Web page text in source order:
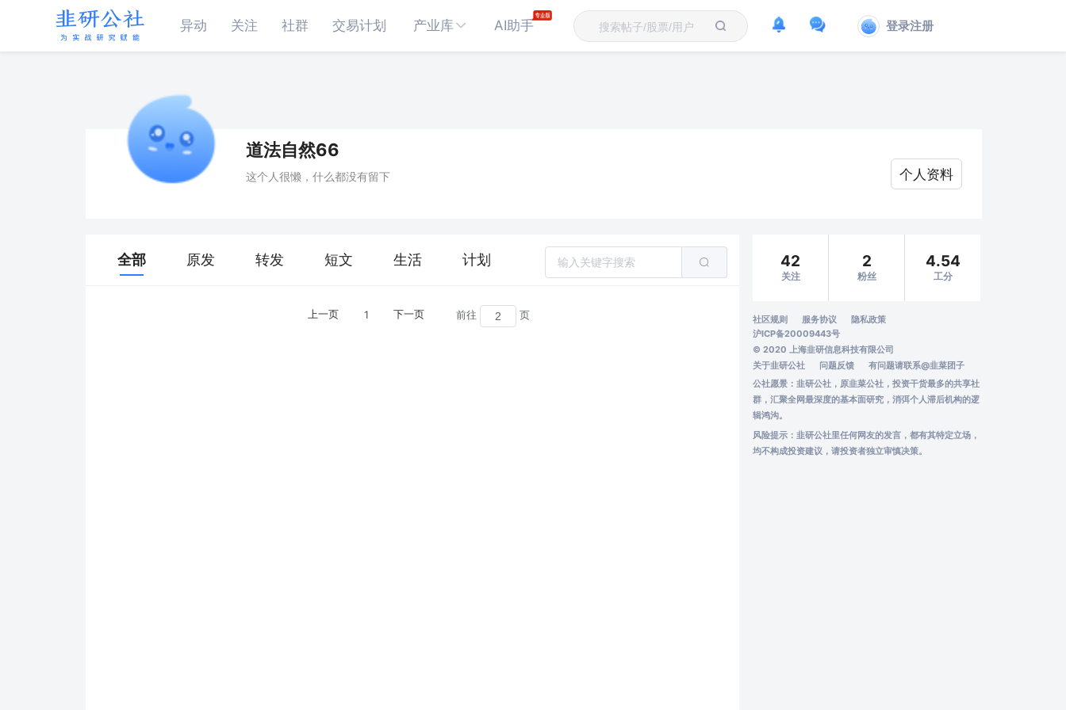
异动 关注 社群 交易计划 产业库 AI助手 登录注册
道法自然66
这个人很懒，什么都没有留下 个人资料
全部 原发 转发 短文 生活 计划
上一页 1 下一页 前往 页
42
关注
2
粉丝
4.54
工分
社区规则 服务协议
隐私政策
沪ICP备20009443号
© 2020 上海韭研信息科技有限公司
关于韭研公社
问题反馈 有问题请联系@韭菜团子
公社愿景：韭研公社，原韭菜公社，投资干货最多的共享社
群，汇聚全网最深度的基本面研究，消弭个人滞后机构的逻
辑鸿沟。
风险提示：韭研公社里任何网友的发言，都有其特定立场，
均不构成投资建议，请投资者独立审慎决策。